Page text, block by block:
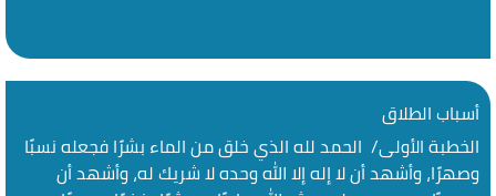
أسباب الطلاق
الخطبة الأولى/ الحمد لله الذي خلق من الماء بشرًا فجعله نسبًا
وصهرًا، وأشهد أن لا إله إلا الله وحده لا شريك له، وأشهد أن